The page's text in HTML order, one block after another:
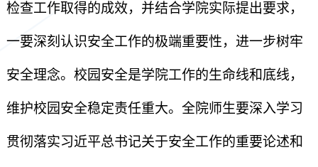
检查工作取得的成效，并结合学院实际提出要求，
一要深刻认识安全工作的极端重要性，进一步树牢
安全理念。校园安全是学院工作的生命线和底线，
维护校园安全稳定责任重大。全院师生要深入学习
贯彻落实习近平总书记关于安全工作的重要论述和